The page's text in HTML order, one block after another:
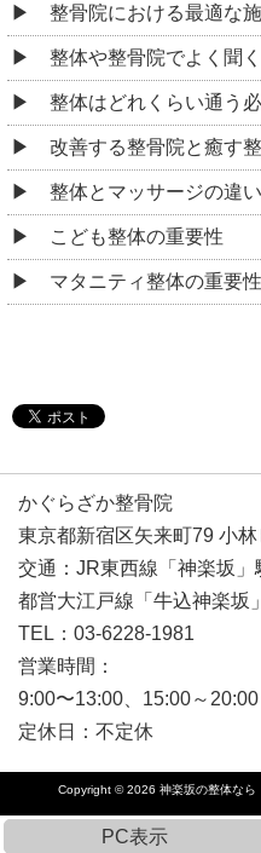
整骨院における最適な
整体や整骨院でよく聞
整体はどれくらい通う
改善する整骨院と癒す
整体とマッサージの違い
こども整体の重要性
マタニティ整体の重要性
かぐらざか整骨院
東京都新宿区矢来町79 小
交通：JR東西線「神楽坂」
都営大江戸線「牛込神楽坂
TEL：03-6228-1981
営業時間：
9:00〜13:00、15:00～20:00
定休日：不定休
Copyright © 2026 神楽坂の整体なら
PC表示